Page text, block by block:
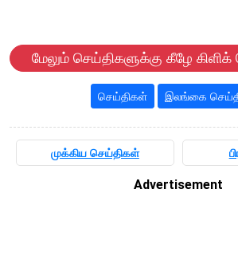
மேலும் செய்திகளுக்கு கீழே
செய்திகள் இலங்கை
முக்கிய செய்திகள்
Advertisement